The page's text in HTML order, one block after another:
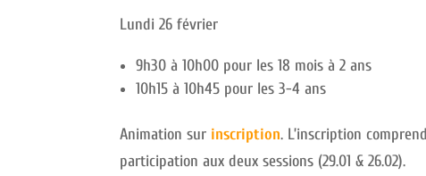
Lundi 26 février
9h30 à 10h00 pour les 18 mois à 2 ans
10h15 à 10h45 pour les 3-4 ans
Animation sur inscription. L’inscription
participation aux deux sessions (29.01 & 26.02).